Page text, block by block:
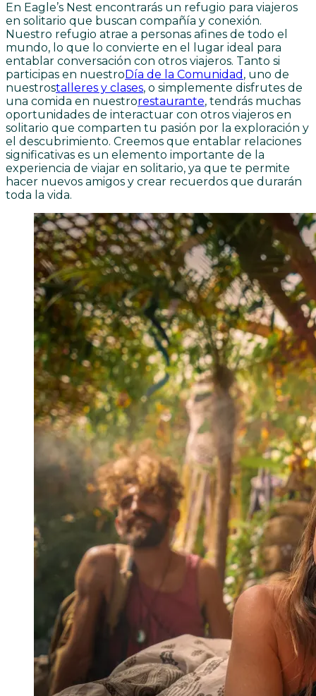
En Eagle’s Nest encontrarás un refugio para viajeros
en solitario que buscan compañía y conexión.
Nuestro refugio atrae a personas afines de todo el
mundo, lo que lo convierte en el lugar ideal para
entablar conversación con otros viajeros. Tanto si
participas en nuestroDía de la Comunidad , uno de
nuestrostalleres y clases, o simplemente disfrutes de
una comida en nuestrorestaurante, tendrás muchas
oportunidades de interactuar con otros viajeros en
solitario que comparten tu pasión por la exploración y
el descubrimiento. Creemos que entablar relaciones
significativas es un elemento importante de la
experiencia de viajar en solitario, ya que te permite
hacer nuevos amigos y crear recuerdos que durarán
toda la vida.